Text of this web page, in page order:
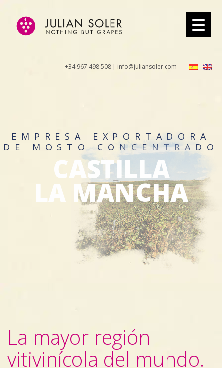
+34 967 498 508 | info@juliansoler.com
EMPRESA EXPORTADORA
DE MOSTO CONCENTRADO
CASTILLA
LA MANCHA
La mayor región
vitivinícola del mundo.